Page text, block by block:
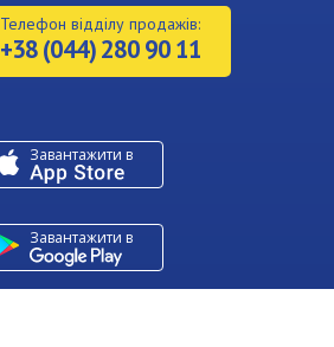
Телефон відділу продажів:
+38 (044) 280 90 11
Завантажити в
Завантажити в